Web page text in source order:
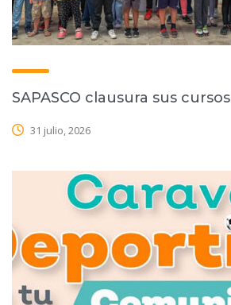
SAPASCO clausura sus
31 julio, 2026